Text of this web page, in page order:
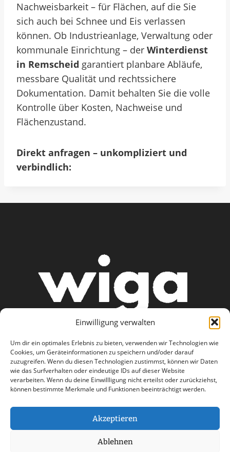
Einwilligung verwalten
Um dir ein optimales Erlebnis zu bieten, verwenden wir Technologien wie
Cookies, um Geräteinformationen zu speichern und/oder darauf
zuzugreifen. Wenn du diesen Technologien zustimmst, können wir Daten
wie das Surfverhalten oder eindeutige IDs auf dieser Website
verarbeiten. Wenn du deine Einwillligung nicht erteilst oder zurückziehst,
können bestimmte Merkmale und Funktionen beeinträchtigt werden.
Akzeptieren
Ablehnen
Nachweisbarkeit – für Flächen, auf die Sie
sich auch bei Schnee und Eis verlassen
können. Ob Industrieanlage, Verwaltung oder
kommunale Einrichtung – der Winterdienst
in Remscheid garantiert planbare Abläufe,
messbare Qualität und rechtssichere
Dokumentation. Damit behalten Sie die volle
Kontrolle über Kosten, Nachweise und
Flächenzustand.
Direkt anfragen – unkompliziert und
verbindlich:
AGB
Datenschutzerklärung
Haftungsausschluss
Impressum
Kontakt